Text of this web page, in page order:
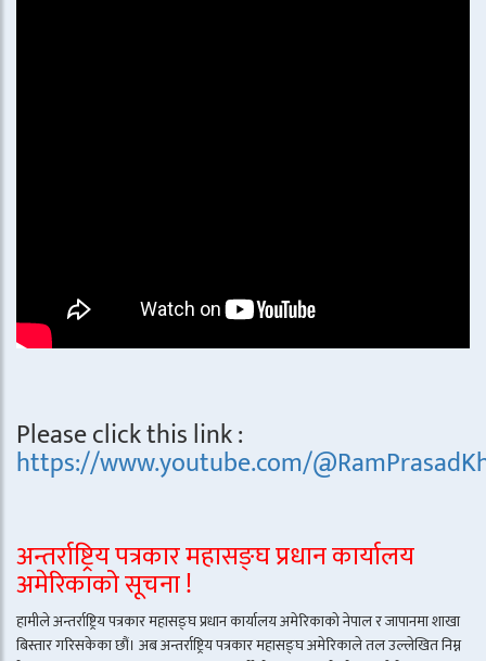
Please click this link :
https://www.youtube.com/
अन्तर्राष्ट्रिय पत्रकार महासङ्घ प्रधान कार्यालय
अमेरिकाको सूचना !
हामीले अन्तर्राष्ट्रिय पत्रकार महासङ्घ प्रधान कार्यालय अमेरिकाको नेपाल र जापानमा शाखा
बिस्तार गरिसकेका छौं। अब अन्तर्राष्ट्रिय पत्रकार महासङ्घ अमेरिकाले तल उल्लेखित निम्न